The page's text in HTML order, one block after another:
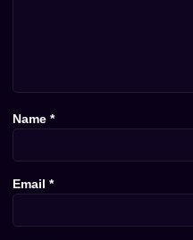
Name *
Email *